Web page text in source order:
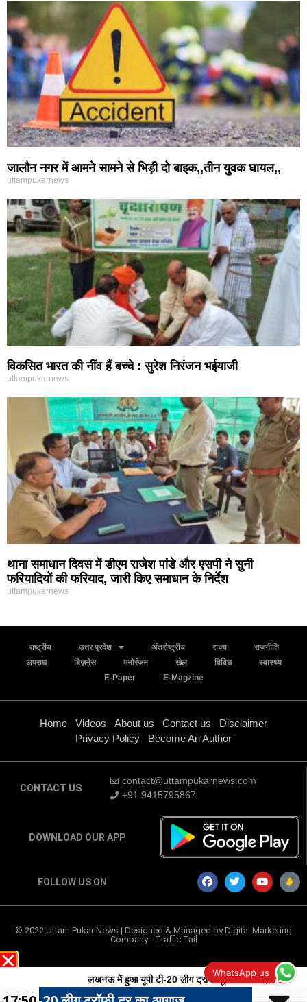
जालौन नगर में आमने सामने से भिड़ी दो बाइक,,तीन युवक घायल,,
uttampukarnews
विकसित भारत की नींव हैं बच्चे : सुरेश निरंजन भईयाजी
uttampukarnews
थाना समाधान दिवस में डीएम राजेश पांडे और एसपी ने सुनी
फरियादियों की फरियाद, जारी किए समाधान के निर्देश
uttampukarnews
राष्ट्रीय उत्तर प्रदेश अंतर्राष्ट्रीय राज्य
राजनीति
अपराध
बिज़नेस मनोरंजन खेल विविध
स्वास्थ्य
E-Paper
E-Magzine
Home Videos About us Contact us
Disclaimer
Privacy Policy
Become An Author
CONTACT US
contact@uttampukarnews.com
+91 9415795867
DOWNLOAD OUR APP
FOLLOW US ON
© 2022 Uttam Pukar News | Designed & Managed byDigital Marketing
Company- Traffic Tail
WhatsApp us
लखनऊ में हुआ यूपी टी-20 लीग ट्रॉफी टूर का आगाज़,,